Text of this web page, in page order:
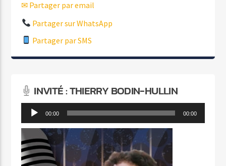
✉ Partager par email
Partager sur WhatsApp
Partager par SMS
INVITÉ : THIERRY BODIN-HULLIN
Lecteur 00:00 00:00